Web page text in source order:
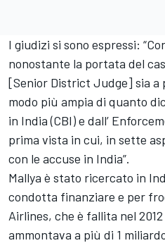
I giudizi si sono espressi:
nonostante la portata del
[Senior District Judge] sia a
modo più ampia di quanto
in India (CBI) e dall’
prima vista in cui, in sette
con le accuse in India”.
Mallya è stato ricercato in
condotta finanziare e per
Airlines, che è fallita nel
ammontava a più di 1